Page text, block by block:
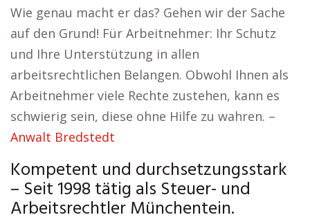
Wie genau macht er das? Gehen wir der Sache
auf den Grund! Für Arbeitnehmer: Ihr Schutz
und Ihre Unterstützung in allen
arbeitsrechtlichen Belangen. Obwohl Ihnen als
Arbeitnehmer viele Rechte zustehen, kann es
schwierig sein, diese ohne Hilfe zu wahren. –
Anwalt Bredstedt
Kompetent und durchsetzungsstark
– Seit 1998 tätig als Steuer- und
Arbeitsrechtler Münchentein.